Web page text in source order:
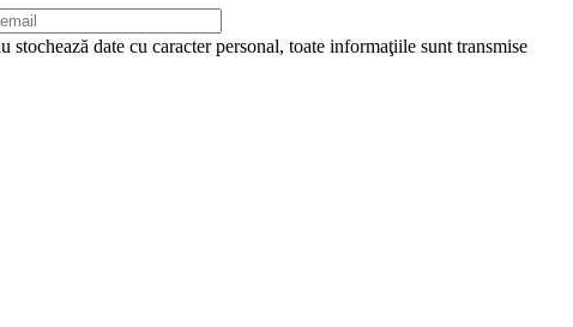
date cu caracter personal, toate informaţiile sunt transmise